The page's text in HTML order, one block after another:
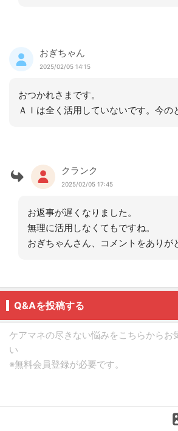
おぎちゃん
2025/02/05 14:15
おつかれさまです。
ＡＩは全く活用していないです。今の
クランク
2025/02/05 17:45
お返事が遅くなりました。
無理に活用しなくてもですね。
おぎちゃんさん、コメントをありが
Q&Aを投稿する